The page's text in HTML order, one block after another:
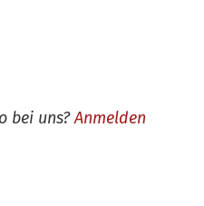
bei uns?Anmelden